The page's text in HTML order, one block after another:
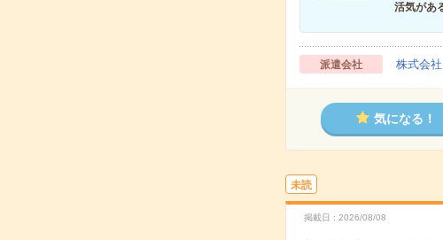
活気があ
派遣会社 株式会
気になる！
未読
掲載日 2026/08/08